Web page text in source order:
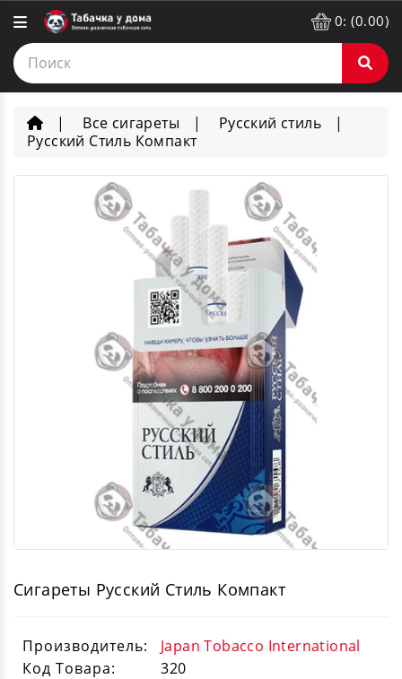
0: (0.00)
Все сигареты
Русский стиль
Русский Стиль Компакт
Сигареты Русский Стиль Компакт
Производитель:
Japan Tobacco International
Код Товара:
320